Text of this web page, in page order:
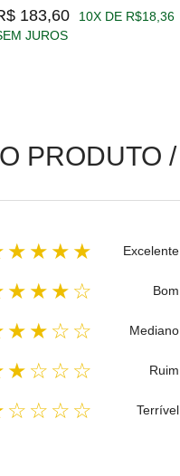
183,60
10X DE R$18,36
JUROS
PRODUTO
Excelente
Bom
Mediano
Ruim
Terrível